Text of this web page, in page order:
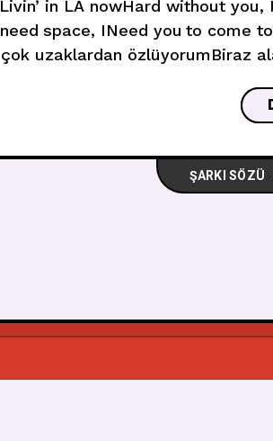
Livin’ in LA nowHard without you,
need space, INeed you to come
çok uzaklardan özlüyorumBiraz
now I’m certainYeah,
ŞARKI SÖZÜ